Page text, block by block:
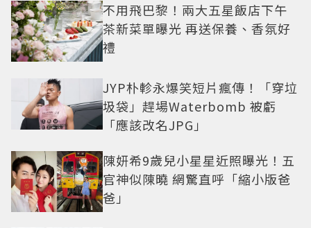
不用飛巴黎！兩大五星飯店下午
茶新菜單曝光 再送保養、香氛好
禮
JYP朴軫永爆笑短片瘋傳！「穿垃
圾袋」趕場Waterbomb 被虧
「應該改名JPG」
陳妍希9歲兒小星星近照曝光！五
官神似陳曉 網驚直呼「縮小版爸
爸」